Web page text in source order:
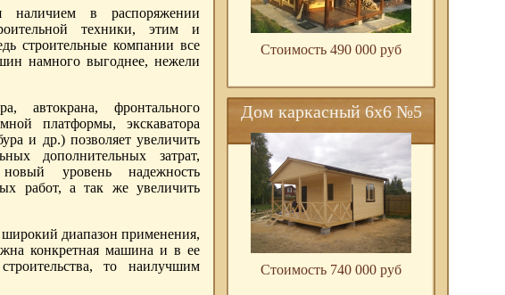
наличием в распоряжении
техники, этим и
строительные компании все
намного выгоднее, нежели
автокрана, фронтального
платформы, экскаватора
и др.) позволяет увеличить
дополнительных затрат,
уровень надежность
работ, а так же увеличить
диапазон применения,
конкретная машина и в ее
то наилучшим
Стоимость 490 000 pуб
Дом каркасный 6х6 №5
Стоимость 740 000 pуб